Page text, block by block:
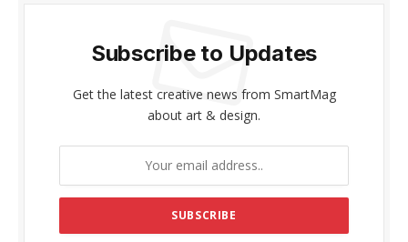
Subscribe to Updates
Get the latest creative news from SmartMag
about art & design.